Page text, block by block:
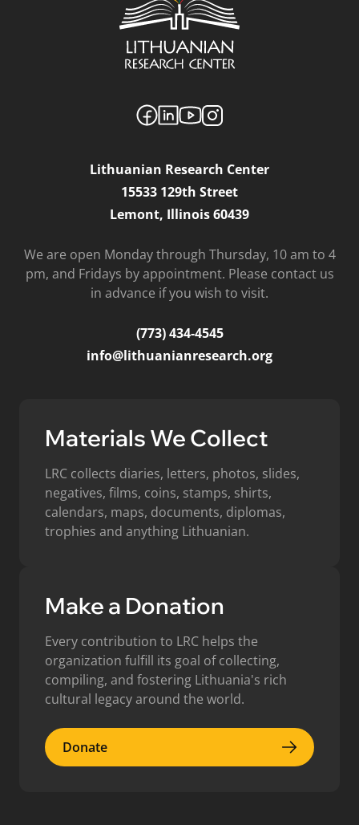
Lithuanian Research Center
15533 129th Street
Lemont, Illinois 60439
We are open Monday through Thursday, 10 am to 4
pm, and Fridays by appointment. Please contact us
in advance if you wish to visit.
(773) 434-4545
info@lithuanianresearch.org
Materials We Collect
LRC collects diaries, letters, photos, slides,
negatives, films, coins, stamps, shirts,
calendars, maps, documents, diplomas,
trophies and anything Lithuanian.
Make a Donation
Every contribution to LRC helps the
organization fulfill its goal of collecting,
compiling, and fostering Lithuania's rich
cultural legacy around the world.
Donate